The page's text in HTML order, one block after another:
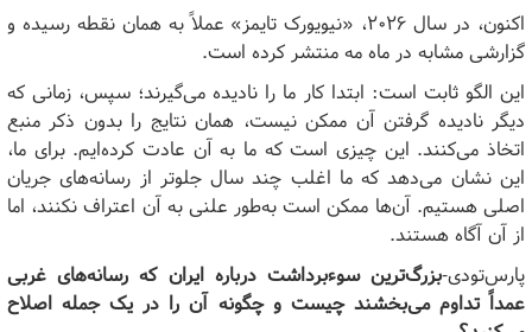
اکنون، در سال ۲۰۲۶، «نیویورک تایمز» عملاً به همان نقطه رسیده و
گزارشی مشابه در ماه مه منتشر کرده است.
این الگو ثابت است: ابتدا کار ما را نادیده می‌گیرند؛ سپس، زمانی که
دیگر نادیده گرفتن آن ممکن نیست، همان نتایج را بدون ذکر منبع
اتخاذ می‌کنند. این چیزی است که ما به آن عادت کرده‌ایم. برای ما،
این نشان می‌دهد که ما اغلب چند سال جلوتر از رسانه‌های جریان
اصلی هستیم. آن‌ها ممکن است به‌طور علنی به آن اعتراف نکنند، اما
از آن آگاه هستند.
پارس‌تودی-بزرگ‌ترین سوءبرداشت درباره ایران که رسانه‌های غربی
عمداً تداوم می‌بخشند چیست و چگونه آن را در یک جمله اصلاح